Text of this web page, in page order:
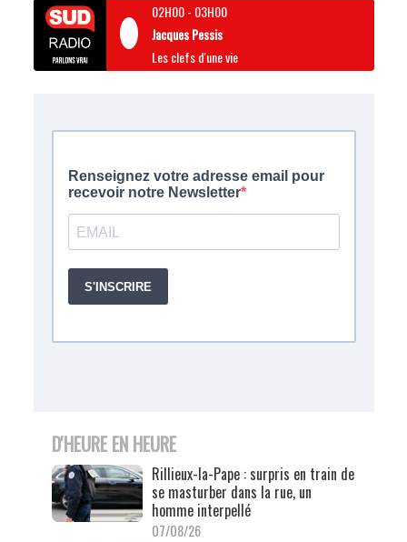
02H00- 03H00
Jacques Pessis
Les clefs d'une vie
D'HEURE EN HEURE
Rillieux-la-Pape : surpris en train de
se masturber dans la rue, un
homme interpellé
07/08/26